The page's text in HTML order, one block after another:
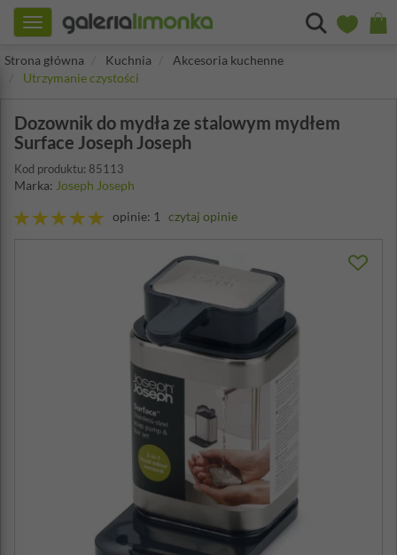
Toggle
navigation
Strona główna
Kuchnia
Akcesoria kuchenne
Utrzymanie czystości
Dozownik do mydła ze stalowym mydłem
Surface Joseph Joseph
Kod produktu: 85113
Marka: Joseph Joseph
opinie: 1 czytaj opinie